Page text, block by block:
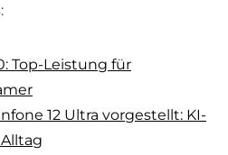
Top-Leistung für
12 Ultra vorgestellt: KI-